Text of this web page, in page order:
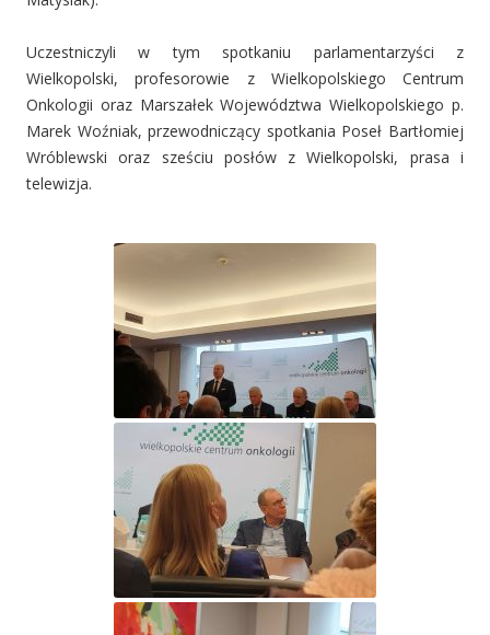
Uczestniczyli w tym spotkaniu parlamentarzyści z
Wielkopolski, profesorowie z Wielkopolskiego Centrum
Onkologii oraz Marszałek Województwa Wielkopolskiego p.
Marek Woźniak, przewodniczący spotkania Poseł Bartłomiej
Wróblewski oraz sześciu posłów z Wielkopolski, prasa i
telewizja.